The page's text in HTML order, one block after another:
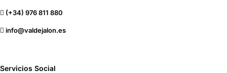
(+34) 976 811 880
info@valdejalon.es
Servicios Social